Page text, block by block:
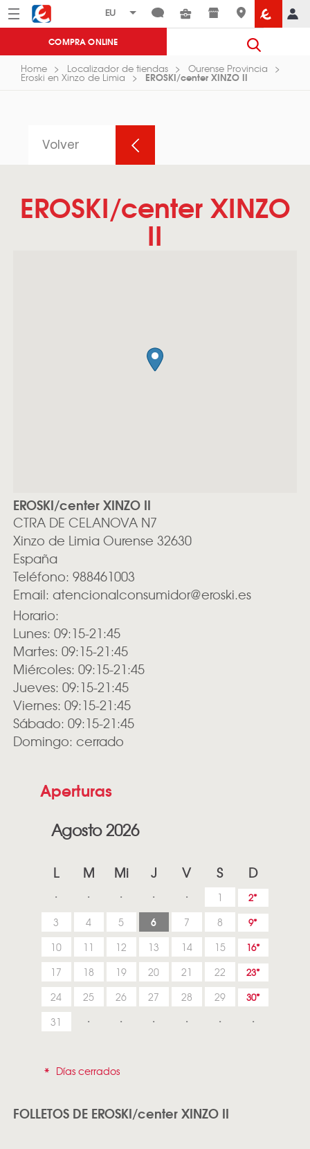
Menú Eroski
COMPRA ONLINE
Home Localizador de tiendas Ourense Provincia
Eroski en Xinzo de Limia EROSKI/center XINZO II
Volver
EROSKI/center XINZO
II
EROSKI/center XINZO II
CTRA DE CELANOVA N7
Xinzo de Limia Ourense 32630
España
Teléfono: 988461003
Email: atencionalconsumidor@eroski.es
Horario:
Lunes: 09:15-21:45
Martes: 09:15-21:45
Miércoles: 09:15-21:45
Jueves: 09:15-21:45
Viernes: 09:15-21:45
Sábado: 09:15-21:45
Domingo: cerrado
Aperturas
Agosto 2026
L M Mi J V S D
1 2
3 4 5 6 7 8 9
10 11 12 13 14 15 16
17 18 19 20 21 22 23
24 25 26 27 28 29 30
31
* Días cerrados
FOLLETOS DE EROSKI/center XINZO II